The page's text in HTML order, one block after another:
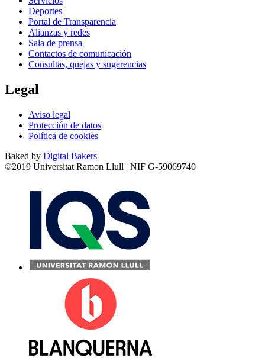
Deportes
Portal de Transparencia
Alianzas y redes
Sala de prensa
Contactos de comunicación
Consultas, quejas y sugerencias
Legal
Aviso legal
Protección de datos
Política de cookies
Baked by Digital Bakers
©2019 Universitat Ramon Llull | NIF G-59069740